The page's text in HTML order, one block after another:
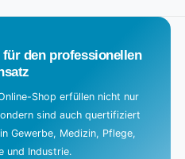
den professionellen
Shop erfüllen nicht nur
sind auch quertifiziert
Gewerbe, Medizin, Pflege,
und Industrie.